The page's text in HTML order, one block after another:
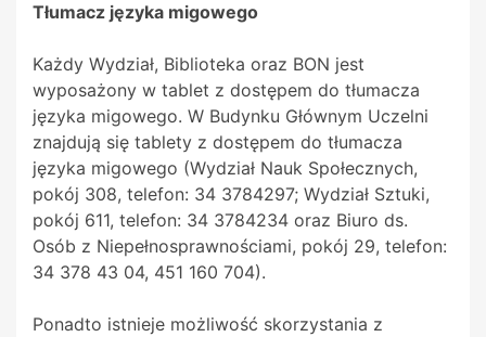
Tłumacz języka migowego
Każdy Wydział, Biblioteka oraz BON jest
wyposażony w tablet z dostępem do tłumacza
języka migowego. W Budynku Głównym Uczelni
znajdują się tablety z dostępem do tłumacza
języka migowego (Wydział Nauk Społecznych,
pokój 308, telefon: 34 3784297; Wydział Sztuki,
pokój 611, telefon: 34 3784234 oraz Biuro ds.
Osób z Niepełnosprawnościami, pokój 29, telefon:
34 378 43 04, 451 160 704).
Ponadto istnieje możliwość skorzystania z